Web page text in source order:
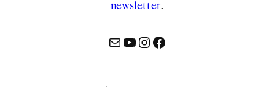
newsletter…
MailYouTube
Instagram
Facebook